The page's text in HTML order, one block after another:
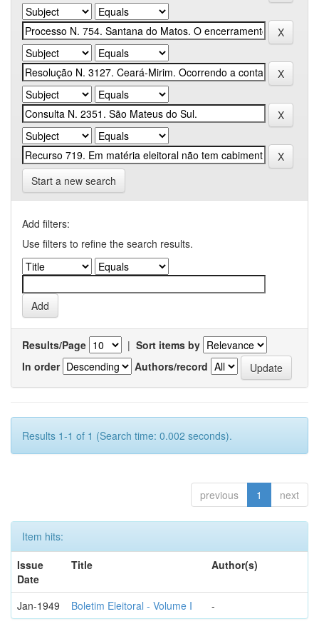
Start a new search
Add filters:
Use filters to refine the search results.
Results/Page | Sort items by
In order
Authors/record
Results 1-1 of 1 (Search time: 0.002 seconds).
previous 1 next
Item hits:
Issue
Date
Title Author(s)
Jan-1949 Boletim Eleitoral - Volume I -